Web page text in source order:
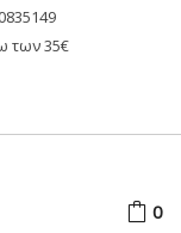
των 35€
0